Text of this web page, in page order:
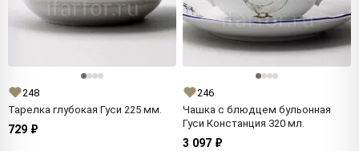
248
Тарелка глубокая Гуси 225 мм.
729 ₽
246
Чашка с блюдцем бульонная
Гуси Констанция 320 мл.
3 097 ₽